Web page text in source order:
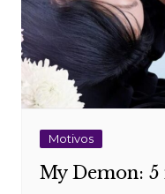
Motivos
My Demon: